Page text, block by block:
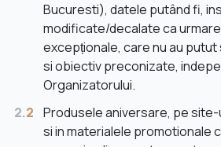
Bucuresti), datele putând fi,
modificate/decalate ca
excepționale, care nu au
si obiectiv preconizate,
Organizatorului.
2.2 Produsele aniversare, pe
si in materialele promotionale